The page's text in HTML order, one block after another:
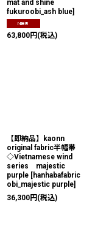
mat and shine
fukuroobi_ash blue]
63,800円 (税込)
【即納品】kaonn
original fabric半幅帯
◇Vietnamese wind
series majestic
purple [hanhabafabric
obi_majestic purple]
36,300円 (税込)